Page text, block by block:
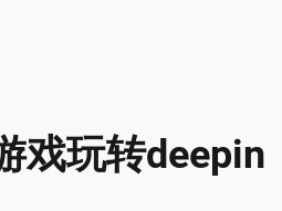
戏玩转deepin